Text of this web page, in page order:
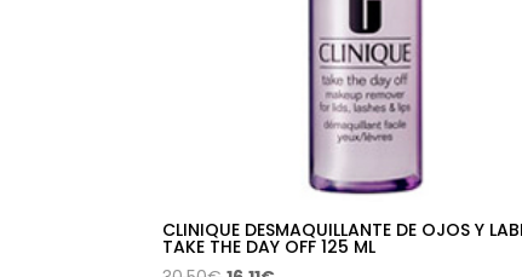
CLINIQUE DESMAQUILLANTE DE OJOS Y
TAKE THE DAY OFF 125 ML